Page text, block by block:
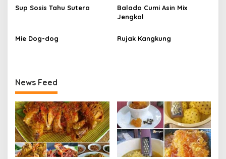
p
s
Sup Sosis Tahu Sutera
Balado Cumi Asin Mix
Jengkol
Mie Dog-dog Rujak Kangkung
News Feed